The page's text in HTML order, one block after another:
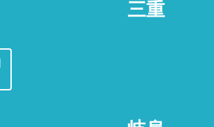
三重